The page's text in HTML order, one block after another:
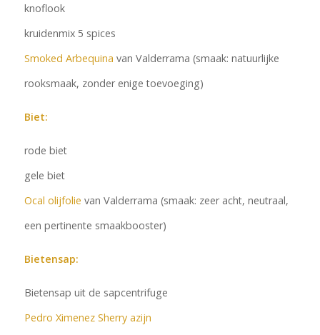
knoflook
kruidenmix 5 spices
Smoked Arbequina van Valderrama (smaak: natuurlijke
rooksmaak, zonder enige toevoeging)
Biet:
rode biet
gele biet
Ocal olijfolie van Valderrama (smaak: zeer acht, neutraal,
een pertinente smaakbooster)
Bietensap:
Bietensap uit de sapcentrifuge
Pedro Ximenez Sherry azijn